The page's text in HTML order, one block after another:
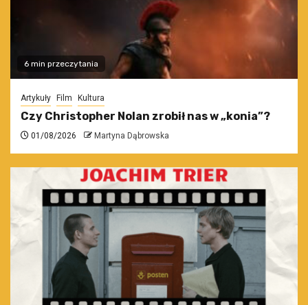
6 min przeczytania
Artykuły Film Kultura
Czy Christopher Nolan zrobił nas w „konia”?
01/08/2026 Martyna Dąbrowska